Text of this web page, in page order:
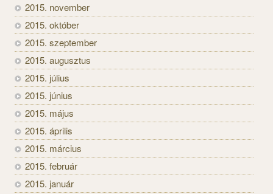
2015. november
2015. október
2015. szeptember
2015. augusztus
2015. július
2015. június
2015. május
2015. április
2015. március
2015. február
2015. január